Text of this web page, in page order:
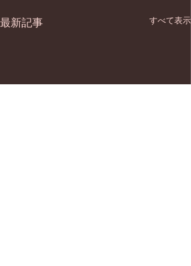
最新記事 すべて表示